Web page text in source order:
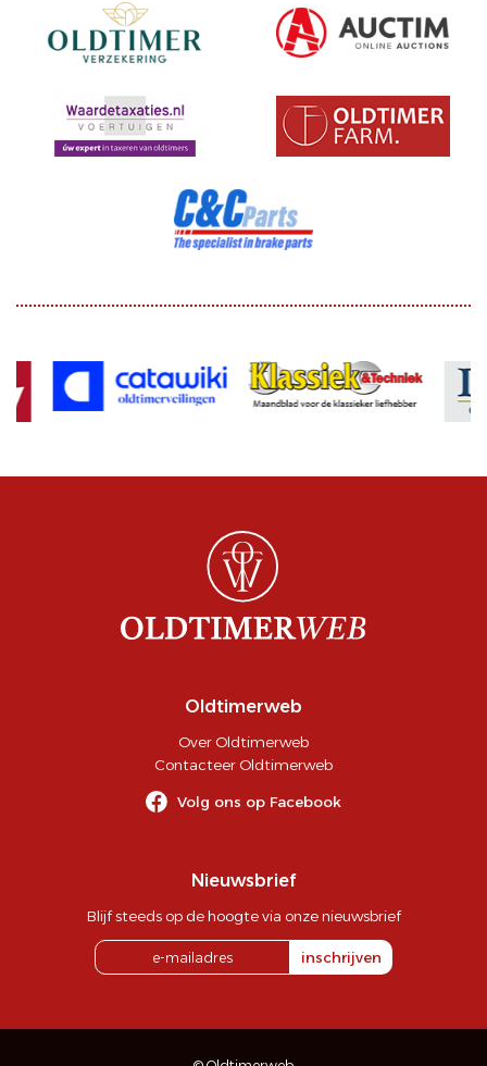
Oldtimerweb
Over Oldtimerweb
Contacteer Oldtimerweb
Volg ons op Facebook
Nieuwsbrief
Blijf steeds op de hoogte via onze nieuwsbrief
inschrijven